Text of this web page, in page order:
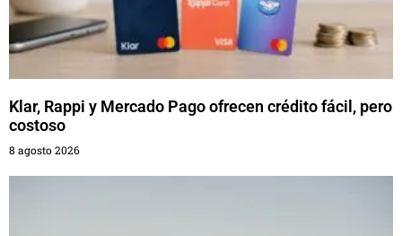
Klar, Rappi y Mercado Pago ofrecen crédito fácil, pero
costoso
8 agosto 2026